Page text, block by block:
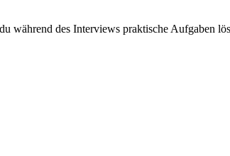
während des Interviews praktische Aufgaben